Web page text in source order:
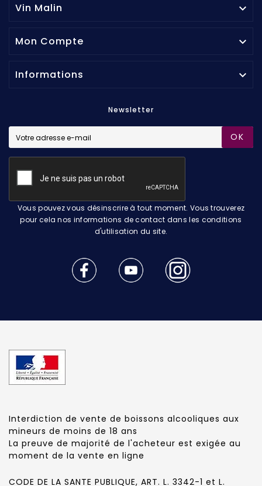
Vin Malin 
Mon Compte 
Informations 
Newsletter
OK
Vous pouvez vous désinscrire à tout moment. Vous trouverez
pour cela nos informations de contact dans les conditions
d'utilisation du site.
Interdiction de vente de boissons alcooliques aux
mineurs de moins de 18 ans
La preuve de majorité de l'acheteur est exigée au
moment de la vente en ligne
CODE DE LA SANTE PUBLIQUE, ART. L. 3342-1 et L.